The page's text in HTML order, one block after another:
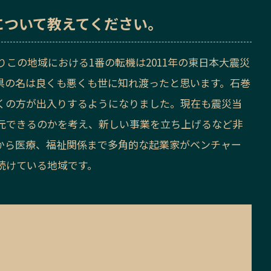
いて教えてください。
の地域における1番の転機は2011年の東日本大震災
名は良くも悪くも世に知れ渡ったと思います。石巻
方が出入りするようになりました。現在も震災当
きるのかを考え、新しい事業を立ち上げるなど非
医療、福祉関係まで多角的な起業家がベンチャー
ている地域です。